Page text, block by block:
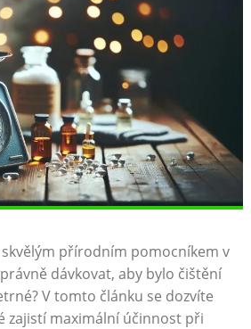
přírodním pomocníkem v
dávkovat,‍ aby bylo čištění
V tomto článku se dozvíte
zajistí maximální účinnost při